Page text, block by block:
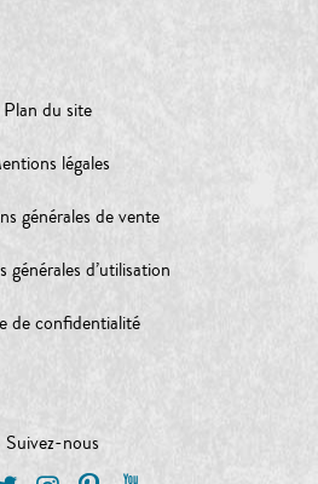
Plan du site
légales
générales de vente
générales d’utilisation
de confidentialité
Suivez-nous